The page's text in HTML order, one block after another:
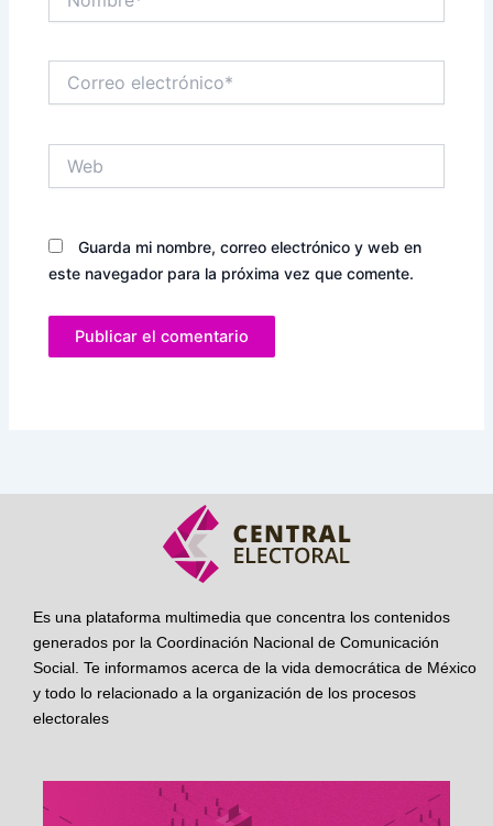
electrónico*
Guarda mi nombre, correo electrónico y web en
este navegador para la próxima vez que comente.
Es una plataforma multimedia que concentra los contenidos
generados por la Coordinación Nacional de Comunicación
Social. Te informamos acerca de la vida democrática de México
y todo lo relacionado a la organización de los procesos
electorales